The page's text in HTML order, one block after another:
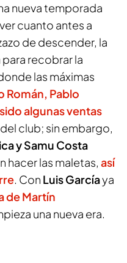
nueva temporada
cuanto antes a
de descender, la
recobrar la
las máximas
Román, Pablo
algunas ventas
club; sin embargo,
y Samu Costa
hacer las maletas, así
. Con Luis Garcíaya
de Martín
una nueva era.